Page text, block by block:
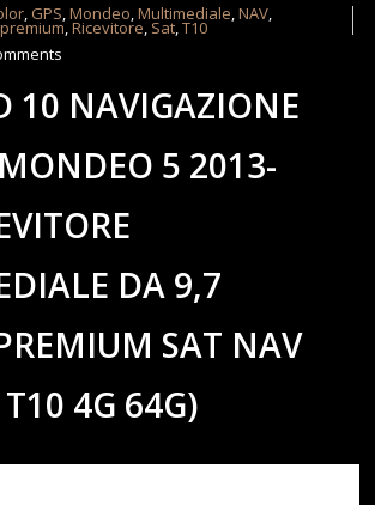
GPS ,Mondeo ,Multimediale ,NAV
,premium ,Ricevitore Sat ,T10
10 NAVIGAZIONE
5 2013-
DA 9,7
SAT NAV
4G 64G)